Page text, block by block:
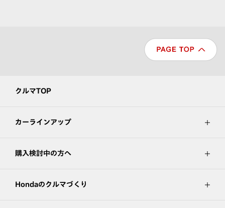
クルマTOP
カーラインアップ
購入検討中の方へ
Hondaのクルマづくり